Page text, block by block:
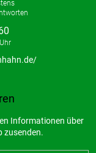
Informationen über
zusenden.